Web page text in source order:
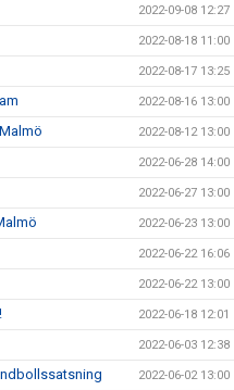
2022-09-08 12:27
2022-08-18 11:00
2022-08-17 13:25
2022-08-16 13:00
2022-08-12 13:00
2022-06-28 14:00
2022-06-27 13:00
2022-06-23 13:00
2022-06-22 16:06
2022-06-22 13:00
2022-06-18 12:01
2022-06-03 12:38
2022-06-02 13:00